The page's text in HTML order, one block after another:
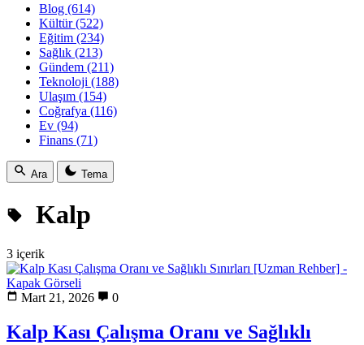
Blog (614)
Kültür(522)
Eğitim (234)
Sağlık (213)
Gündem (211)
Teknoloji (188)
Ulaşım (154)
Coğrafya (116)
Ev (94)
Finans (71)
Ara Tema
Kalp
3 içerik
Mart 21, 2026 0
Kalp Kası Çalışma Oranı ve Sağlıklı